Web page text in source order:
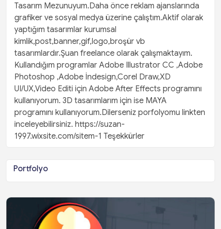
Tasarım Mezunuyum.Daha önce reklam ajanslarında
grafiker ve sosyal medya üzerine çalıştım.Aktif olarak
yaptığım tasarımlar kurumsal
kimlik,post,banner,gif,logo,broşür vb
tasarımlardır.Şuan freelance olarak çalışmaktayım.
Kullandığım programlar Adobe Illustrator CC ,Adobe
Photoshop ,Adobe İndesign,Corel Draw,XD
UI/UX,Video Editi için Adobe After Effects programını
kullanıyorum. 3D tasarımlarım için ise MAYA
programını kullanıyorum.Dilerseniz porfolyomu linkten
inceleyebilirsiniz. https://suzan-
1997.wixsite.com/sitem-1 Teşekkürler
Portfolyo